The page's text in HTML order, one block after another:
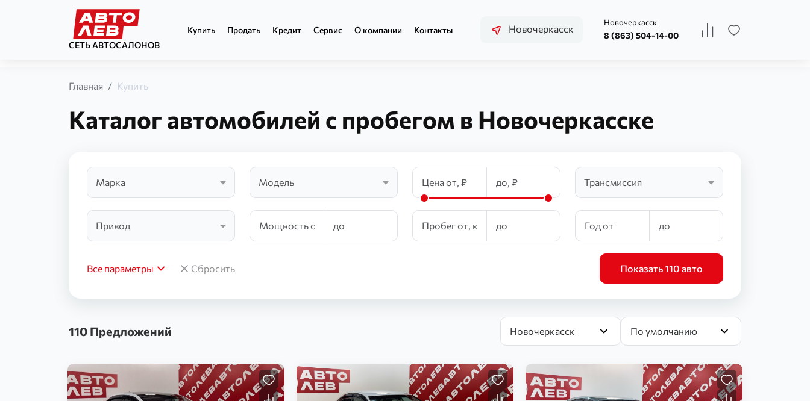
СЕТЬ АВТОСАЛОНОВ
Купить Продать Кредит Сервис О компании Контакты Новочеркасск
Новочеркасск
8 (863) 504-14-00
Главная Купить
Каталог автомобилей с пробегом в Новочеркасске
Марка Модель Трансмиссия
Привод
Все параметры Сбросить Показать 110 авто
110 Предложений Новочеркасск По умолчанию